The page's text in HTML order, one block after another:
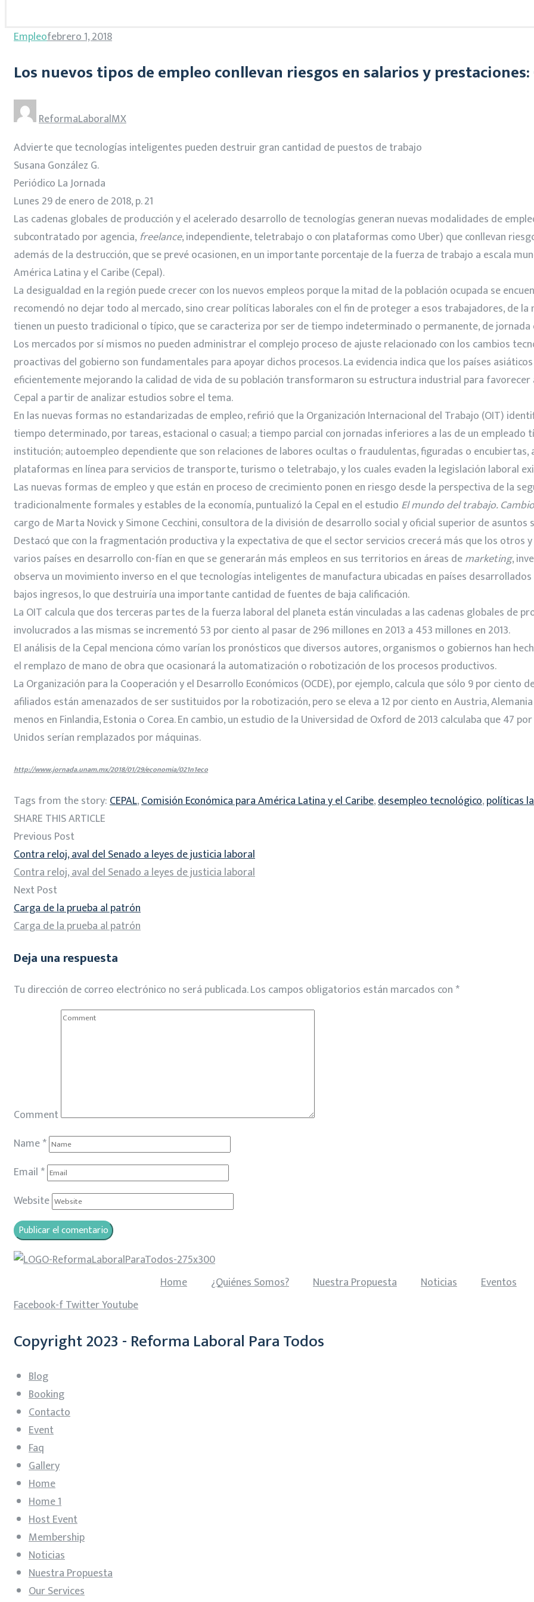
Empleofebrero 1, 2018
Los nuevos tipos de empleo conllevan riesgos en salarios y prestaciones:
ReformaLaboralMX
Advierte que tecnologías inteligentes pueden destruir gran cantidad de puestos de trabajo
Susana González G.
Periódico La Jornada
Lunes 29 de enero de 2018, p. 21
Las cadenas globales de producción y el acelerado desarrollo de tecnologías generan nuevas modalidades de
subcontratado por agencia, freelance, independiente, teletrabajo o con plataformas como Uber) que conllevan
además de la destrucción, que se prevé ocasionen, en un importante porcentaje de la fuerza de trabajo a escala
América Latina y el Caribe (Cepal).
La desigualdad en la región puede crecer con los nuevos empleos porque la mitad de la población ocupada se
recomendó no dejar todo al mercado, sino crear políticas laborales con el fin de proteger a esos trabajadores, de la
tienen un puesto tradicional o típico, que se caracteriza por ser de tiempo indeterminado o permanente, de
Los mercados por sí mismos no pueden administrar el complejo proceso de ajuste relacionado con los cambios
proactivas del gobierno son fundamentales para apoyar dichos procesos. La evidencia indica que los países
eficientemente mejorando la calidad de vida de su población transformaron su estructura industrial para
Cepal a partir de analizar estudios sobre el tema.
En las nuevas formas no estandarizadas de empleo, refirió que la Organización Internacional del Trabajo (OIT)
tiempo determinado, por tareas, estacional o casual; a tiempo parcial con jornadas inferiores a las de un
institución; autoempleo dependiente que son relaciones de labores ocultas o fraudulentas, figuradas o
plataformas en línea para servicios de transporte, turismo o teletrabajo, y los cuales evaden la legislación laboral
Las nuevas formas de empleo y que están en proceso de crecimiento ponen en riesgo desde la perspectiva de la
tradicionalmente formales y estables de la economía, puntualizó la Cepal en el estudio El mundo del trabajo.
cargo de Marta Novick y Simone Cecchini, consultora de la división de desarrollo social y oficial superior de asuntos
Destacó que con la fragmentación productiva y la expectativa de que el sector servicios crecerá más que los otros
varios países en desarrollo con-fían en que se generarán más empleos en sus territorios en áreas demarketing,
observa un movimiento inverso en el que tecnologías inteligentes de manufactura ubicadas en países
bajos ingresos, lo que destruiría una importante cantidad de fuentes de baja calificación.
La OIT calcula que dos terceras partes de la fuerza laboral del planeta están vinculadas a las cadenas globales de
involucrados a las mismas se incrementó 53 por ciento al pasar de 296 millones en 2013 a 453 millones en 2013.
El análisis de la Cepal menciona cómo varían los pronósticos que diversos autores, organismos o gobiernos han
el remplazo de mano de obra que ocasionará la automatización o robotización de los procesos productivos.
La Organización para la Cooperación y el Desarrollo Económicos (OCDE), por ejemplo, calcula que sólo 9 por ciento
afiliados están amenazados de ser sustituidos por la robotización, pero se eleva a 12 por ciento en Austria,
menos en Finlandia, Estonia o Corea. En cambio, un estudio de la Universidad de Oxford de 2013 calculaba que 47
Unidos serían remplazados por máquinas.
http://www.jornada.unam.mx/2018/01/29/economia/021n1eco
Tags from the story:CEPAL,Comisión Económica para América Latina y el Caribe,desempleo tecnológico,políticas
SHARE THIS ARTICLE
Previous Post
Contra reloj, aval del Senado a leyes de justicia laboral
Contra reloj, aval del Senado a leyes de justicia laboral
Next Post
Carga de la prueba al patrón
Carga de la prueba al patrón
Deja una respuesta
Tu dirección de correo electrónico no será publicada.Los campos obligatorios están marcados con *
Comment
Name*
Email *
Website
Home ¿Quiénes Somos? Nuestra Propuesta Noticias Eventos
Facebook-fTwitterYoutube
Copyright 2023 - Reforma Laboral Para Todos
Blog
Booking
Contacto
Event
Faq
Gallery
Home
Home 1
Host Event
Membership
Noticias
Nuestra Propuesta
Our Services